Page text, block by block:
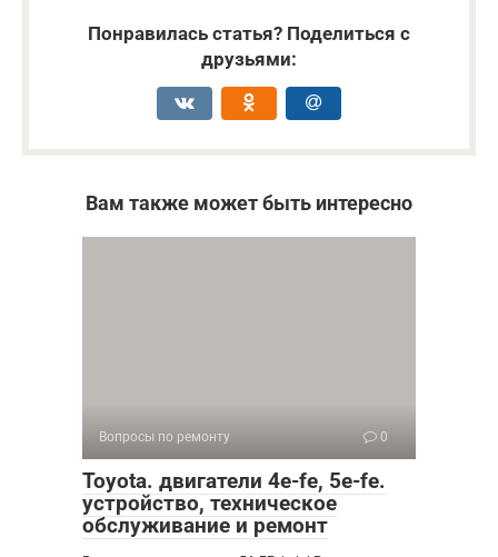
Понравилась статья? Поделиться с
друзьями:
Вам также может быть интересно
Вопросы по ремонту 0
Toyota. двигатели 4е-fe, 5e-fe.
устройство, техническое
обслуживание и ремонт